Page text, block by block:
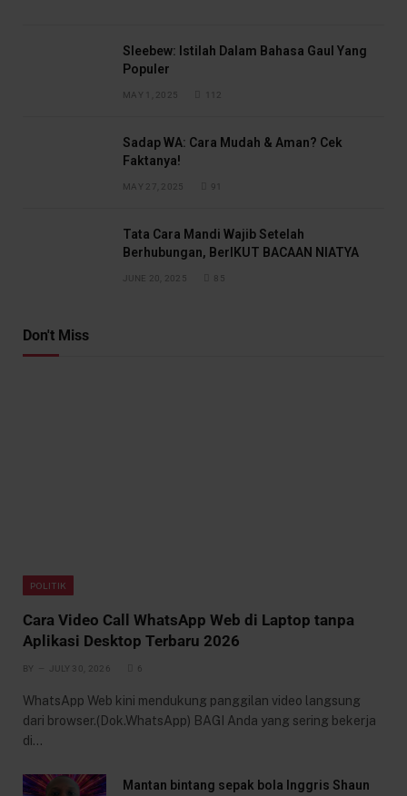
Sleebew: Istilah Dalam Bahasa Gaul Yang
Populer
MAY 1, 2025 112
Sadap WA: Cara Mudah & Aman? Cek
Faktanya!
MAY 27, 2025 91
Tata Cara Mandi Wajib Setelah
Berhubungan, BerIKUT BACAAN NIATYA
JUNE 20, 2025 85
Don't Miss
POLITIK
Cara Video Call WhatsApp Web di Laptop tanpa
Aplikasi Desktop Terbaru 2026
BY JULY 30, 2026 6
WhatsApp Web kini mendukung panggilan video langsung
dari browser.(Dok.WhatsApp) BAGI Anda yang sering bekerja
di…
Mantan bintang sepak bola Inggris Shaun